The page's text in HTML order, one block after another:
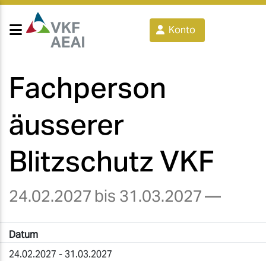
Konto
Fachperson
äusserer
Blitzschutz VKF
24.02.2027 bis 31.03.2027—
Datum
24.02.2027 - 31.03.2027